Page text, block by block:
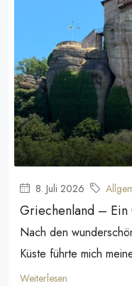
8. Juli 2026
Griechenland –
Nach den
Küste führte mich
Weiterlesen